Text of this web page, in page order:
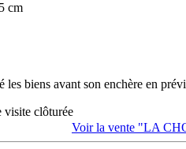
cm
les biens avant son enchère en
visite clôturée
Voir la vente "LA